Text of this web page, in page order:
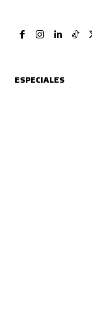
ESPECIALES